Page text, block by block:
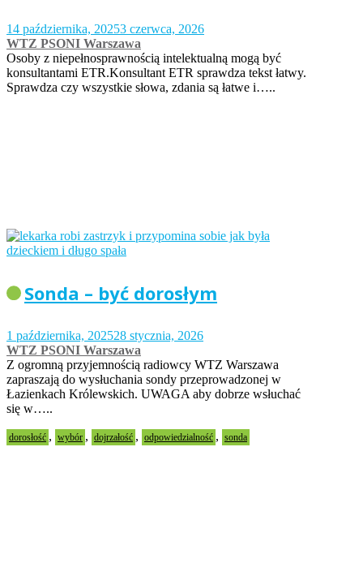
14 października, 20253 czerwca, 2026
WTZ PSONI Warszawa
Osoby z niepełnosprawnością intelektualną mogą być
konsultantami ETR.Konsultant ETR sprawdza tekst łatwy.
Sprawdza czy wszystkie słowa, zdania są łatwe i…..
Sonda – być dorosłym
1 października, 202528 stycznia, 2026
WTZ PSONI Warszawa
Z ogromną przyjemnością radiowcy WTZ Warszawa
zapraszają do wysłuchania sondy przeprowadzonej w
Łazienkach Królewskich. UWAGA aby dobrze wsłuchać
się w…..
dorosłość , wybór , dojrzałość , odpowiedzialność , sonda